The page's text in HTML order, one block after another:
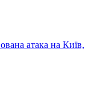
атака на Київ,